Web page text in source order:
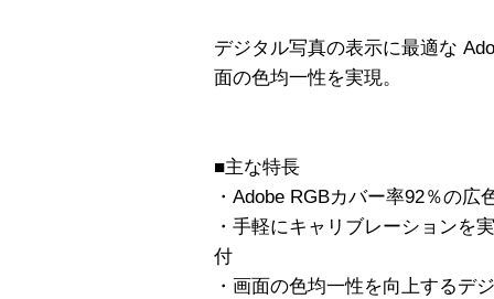
デジタル写真の表示に最適な
面の色均一性を実現。
■主な特長
・Adobe RGBカバー率92％の広
・手軽にキャリブレーションを
付
・画面の色均一性を向上するデ